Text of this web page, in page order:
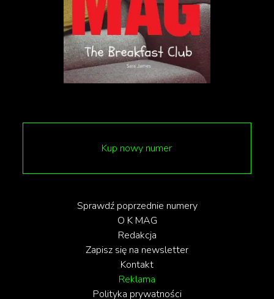
„Dry January”. Według nich uczestnicy wyzwania
czuli się tak dobrze, że nawet po jego zakończeniu
bali się sięgnąć po alkohol, a w ciągu następnych
sześciu miesięcy ich spożycie alkoholu utrzymywało
się na niskim poziomie.
podbijania siłowni po rozpoczynanie całkiem nowej
diety. A może wystarczy odstawić na miesiąc
Kup nowy numer
Sprawdź poprzednie numery
O K MAG
Redakcja
Zapisz się na newsletter
Kontakt
Reklama
Polityka prywatności